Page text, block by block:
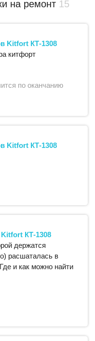
на ремонт 15
Kitfort КТ-1308
китфорт
по оканчанию
Kitfort КТ-1308
Kitfort КТ-1308
держатся
расшаталась в
и как можно найти